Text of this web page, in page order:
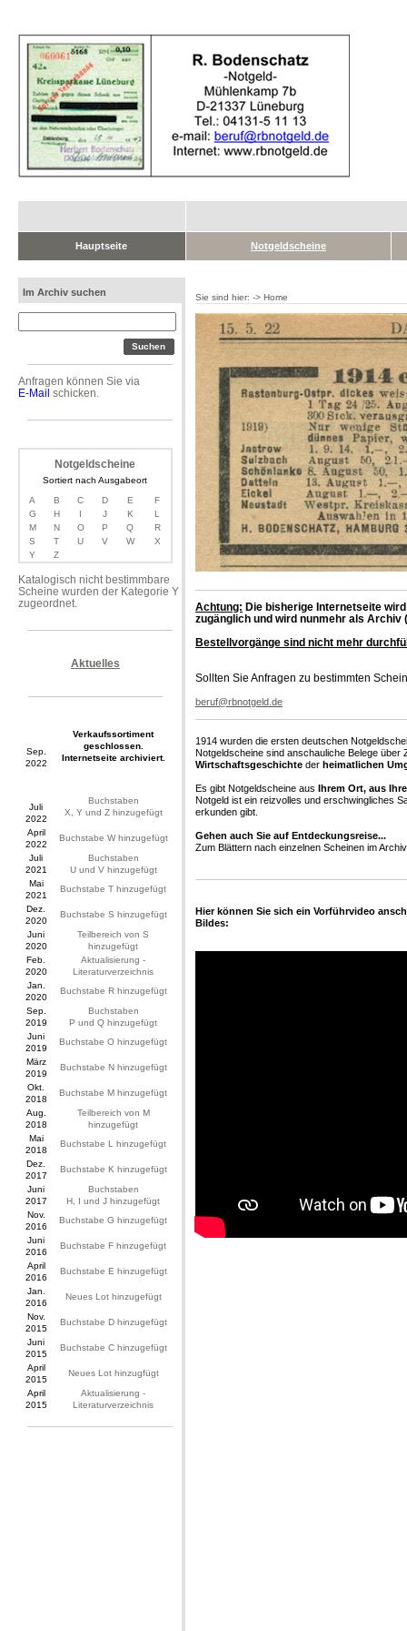
Hauptseite Notgeldscheine
Im Archiv suchen
Anfragen können Sie via
E-Mail schicken.
Notgeldscheine
Sortiert nach Ausgabeort
A
B C D E
F
G
H I J K
L
M
N O P Q
R
S
T U V W
X
Y
Z
Katalogisch nicht bestimmbare
Scheine wurden der Kategorie Y
zugeordnet.
Aktuelles
Sep.
2022
Verkaufssortiment
geschlossen.
Internetseite archiviert.
Juli
2022
Buchstaben
X, Y und Z hinzugefügt
April
2022
Buchstabe W hinzugefügt
Juli
2021
Buchstaben
U und V hinzugefügt
Mai
2021
Buchstabe T hinzugefügt
Dez.
2020
Buchstabe S hinzugefügt
Juni
2020
Teilbereich von S
hinzugefügt
Feb.
2020
Aktualisierung -
Literaturverzeichnis
Jan.
2020
Buchstabe R hinzugefügt
Sep.
2019
Buchstaben
P und Q hinzugefügt
Juni
2019
Buchstabe O hinzugefügt
März
2019
Buchstabe N hinzugefügt
Okt.
2018
Buchstabe M hinzugefügt
Aug.
2018
Teilbereich von M
hinzugefügt
Mai
2018
Buchstabe L hinzugefügt
Dez.
2017
Buchstabe K hinzugefügt
Juni
2017
Buchstaben
H, I und J hinzugefügt
Nov.
2016
Buchstabe G hinzugefügt
Juni
2016
Buchstabe F hinzugefügt
April
2016
Buchstabe E hinzugefügt
Jan.
2016
Neues Lot hinzugefügt
Nov.
2015
Buchstabe D hinzugefügt
Juni
2015
Buchstabe C hinzugefügt
April
2015
Neues Lot hinzugfügt
April
2015
Aktualisierung -
Literaturverzeichnis
Sie sind hier: -> Home
Achtung: Die bisherige Internetseite
zugänglich und wird nunmehr als
Bestellvorgänge sind nicht mehr
Sollten Sie Anfragen zu bestimmten
beruf@rbnotgeld.de
1914 wurden die ersten deutschen
Notgeldscheine sind anschauliche Belege
Wirtschaftsgeschichte der heimatlichen
Es gibt Notgeldscheine aus Ihrem Ort, aus
Notgeld ist ein reizvolles und erschwingliches
erkunden gibt.
Gehen auch Sie auf Entdeckungsreise...
Zum Blättern nach einzelnen Scheinen im
Hier können Sie sich ein Vorführvideo
Bildes: